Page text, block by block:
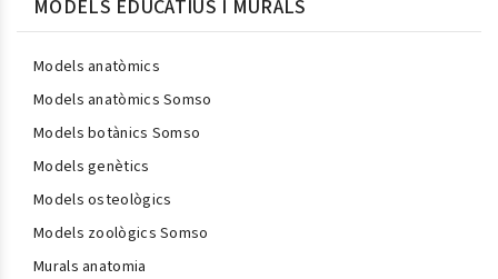
MODELS EDUCATIUS I MURALS
Models anatòmics
Models anatòmics Somso
Models botànics Somso
Models genètics
Models osteològics
Models zoològics Somso
Murals anatomia